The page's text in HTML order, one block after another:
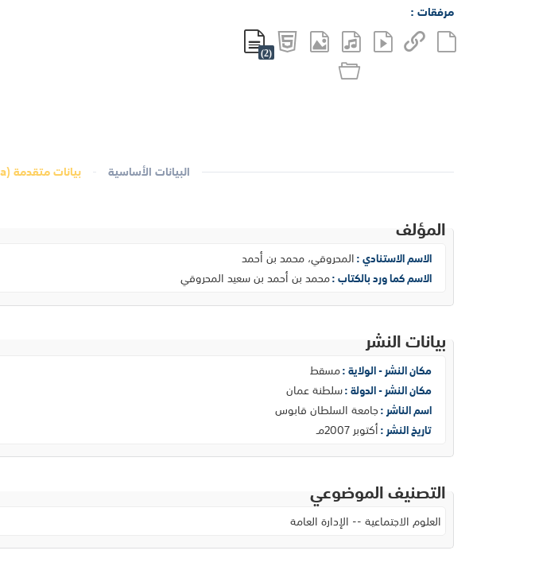
مرفقات :
(2)
البيانات الأساسية بيانات متقدمة (Metadata)
المؤلف
الاسم الاستنادي :المحروقي، محمد بن أحمد
الاسم كما ورد بالكتاب :محمد بن أحمد بن سعيد المحروقي
بيانات النشر
مكان النشر - الولاية :مسقط
مكان النشر - الدولة :سلطنة عمان
اسم الناشر :جامعة السلطان قابوس
تاريخ النشر :أكتوبر 2007مـ
التصنيف الموضوعي
العلوم الاجتماعية -- الإدارة العامة